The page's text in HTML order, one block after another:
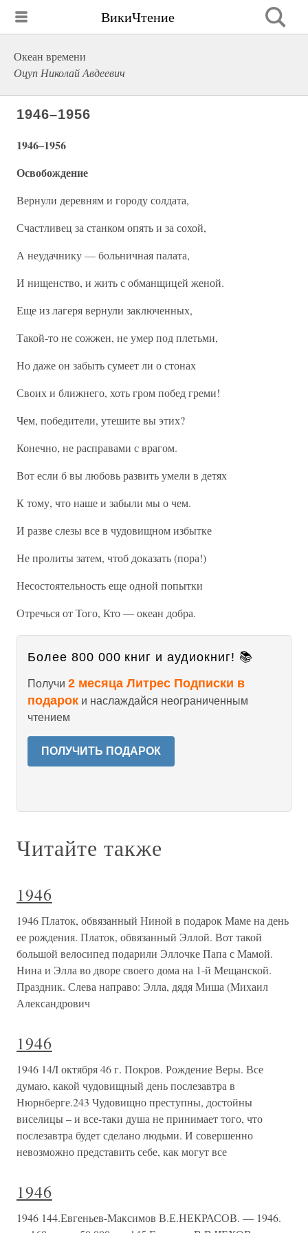
ВикиЧтение
Океан времени
Оцуп Николай Авдеевич
1946–1956
1946–1956
Освобождение
Вернули деревням и городу солдата,
Счастливец за станком опять и за сохой,
А неудачнику — больничная палата,
И нищенство, и жить с обманщицей женой.
Еще из лагеря вернули заключенных,
Такой-то не сожжен, не умер под плетьми,
Но даже он забыть сумеет ли о стонах
Своих и ближнего, хоть гром побед греми!
Чем, победители, утешите вы этих?
Конечно, не расправами с врагом.
Вот если б вы любовь развить умели в детях
К тому, что наше и забыли мы о чем.
И разве слезы все в чудовищном избытке
Не пролиты затем, чтоб доказать (пора!)
Несостоятельность еще одной попытки
Отречься от Того, Кто — океан добра.
Более 800 000 книг и аудиокниг! 📚
Получи 2 месяца Литрес Подписки в
подарок и наслаждайся неограниченным
чтением
ПОЛУЧИТЬ ПОДАРОК
Читайте также
1946
1946 Платок, обвязанный Ниной в подарок Маме на день
ее рождения. Платок, обвязанный Эллой. Вот такой
большой велосипед подарили Эллочке Папа с Мамой.
Нина и Элла во дворе своего дома на 1-й Мещанской.
Праздник. Слева направо: Элла, дядя Миша (Михаил
Александрович
1946
1946 14/I октября 46 г. Покров. Рождение Веры. Все
думаю, какой чудовищный день послезавтра в
Нюрнберге.243 Чудовищно преступны, достойны
виселицы – и все-таки душа не принимает того, что
послезавтра будет сделано людьми. И совершенно
невозможно представить себе, как могут все
1946
1946 144.Евгеньев-Максимов В.Е.НЕКРАСОВ. — 1946.